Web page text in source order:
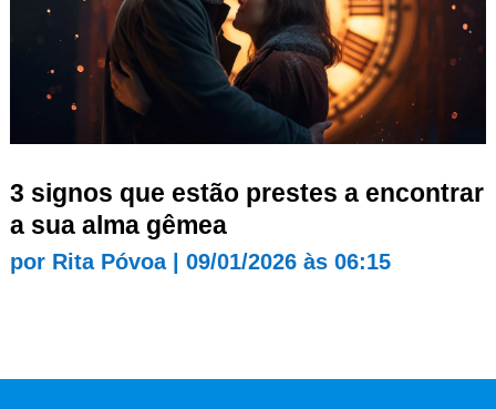
3 signos que estão prestes a encontrar
a sua alma gêmea
por Rita Póvoa| 09/01/2026 às 06:15